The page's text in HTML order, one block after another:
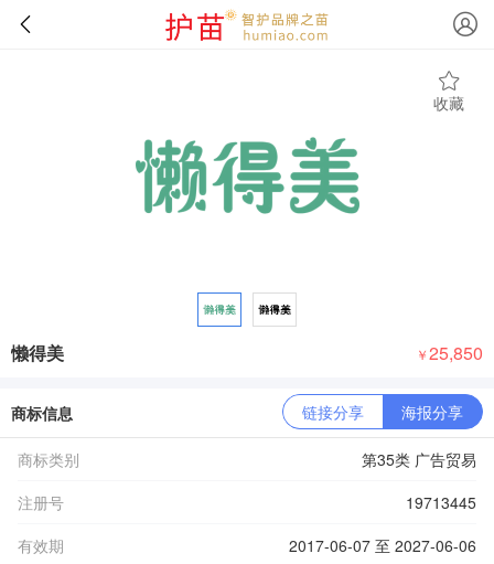
收藏
懒得美 ￥25,850
商标信息 链接分享 海报分享
商标类别
第35类 广告贸易
注册号
19713445
有效期
2017-06-07 至 2027-06-06